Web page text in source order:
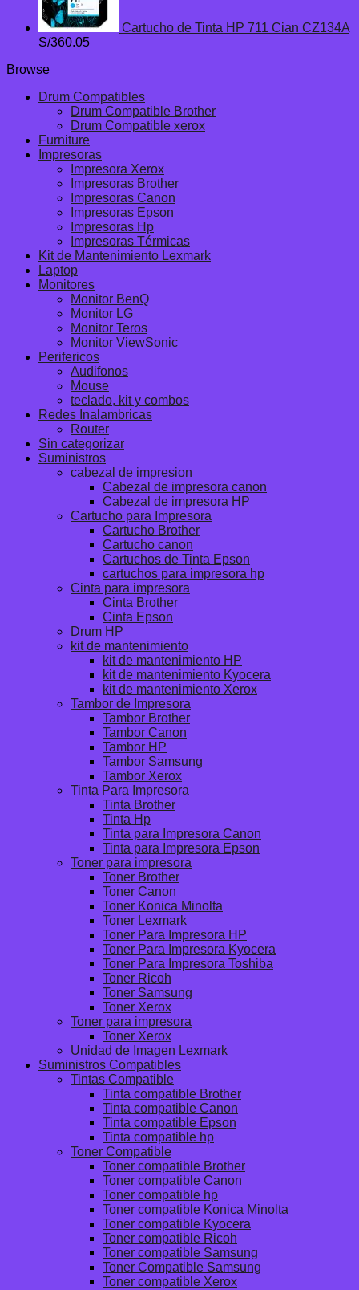
Cartucho de Tinta HP 711 Cian CZ134A
S/360.05
Browse
Drum Compatibles
Drum Compatible Brother
Drum Compatible xerox
Furniture
Impresoras
Impresora Xerox
Impresoras Brother
Impresoras Canon
Impresoras Epson
Impresoras Hp
Impresoras Térmicas
Kit de Mantenimiento Lexmark
Laptop
Monitores
Monitor BenQ
Monitor LG
Monitor Teros
Monitor ViewSonic
Perifericos
Audifonos
Mouse
teclado, kit y combos
Redes Inalambricas
Router
Sin categorizar
Suministros
cabezal de impresion
Cabezal de impresora canon
Cabezal de impresora HP
Cartucho para Impresora
Cartucho Brother
Cartucho canon
Cartuchos de Tinta Epson
cartuchos para impresora hp
Cinta para impresora
Cinta Brother
Cinta Epson
Drum HP
kit de mantenimiento
kit de mantenimiento HP
kit de mantenimiento Kyocera
kit de mantenimiento Xerox
Tambor de Impresora
Tambor Brother
Tambor Canon
Tambor HP
Tambor Samsung
Tambor Xerox
Tinta Para Impresora
Tinta Brother
Tinta Hp
Tinta para Impresora Canon
Tinta para Impresora Epson
Toner para impresora
Toner Brother
Toner Canon
Toner Konica Minolta
Toner Lexmark
Toner Para Impresora HP
Toner Para Impresora Kyocera
Toner Para Impresora Toshiba
Toner Ricoh
Toner Samsung
Toner Xerox
Toner para impresora
Toner Xerox
Unidad de Imagen Lexmark
Suministros Compatibles
Tintas Compatible
Tinta compatible Brother
Tinta compatible Canon
Tinta compatible Epson
Tinta compatible hp
Toner Compatible
Toner compatible Brother
Toner compatible Canon
Toner compatible hp
Toner compatible Konica Minolta
Toner compatible Kyocera
Toner compatible Ricoh
Toner compatible Samsung
Toner Compatible Samsung
Toner compatible Xerox